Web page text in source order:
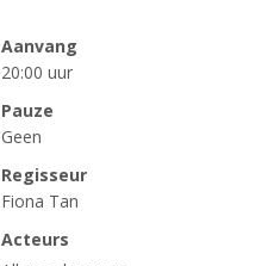
Aanvang
20:00 uur
Pauze
Geen
Regisseur
Fiona Tan
Acteurs